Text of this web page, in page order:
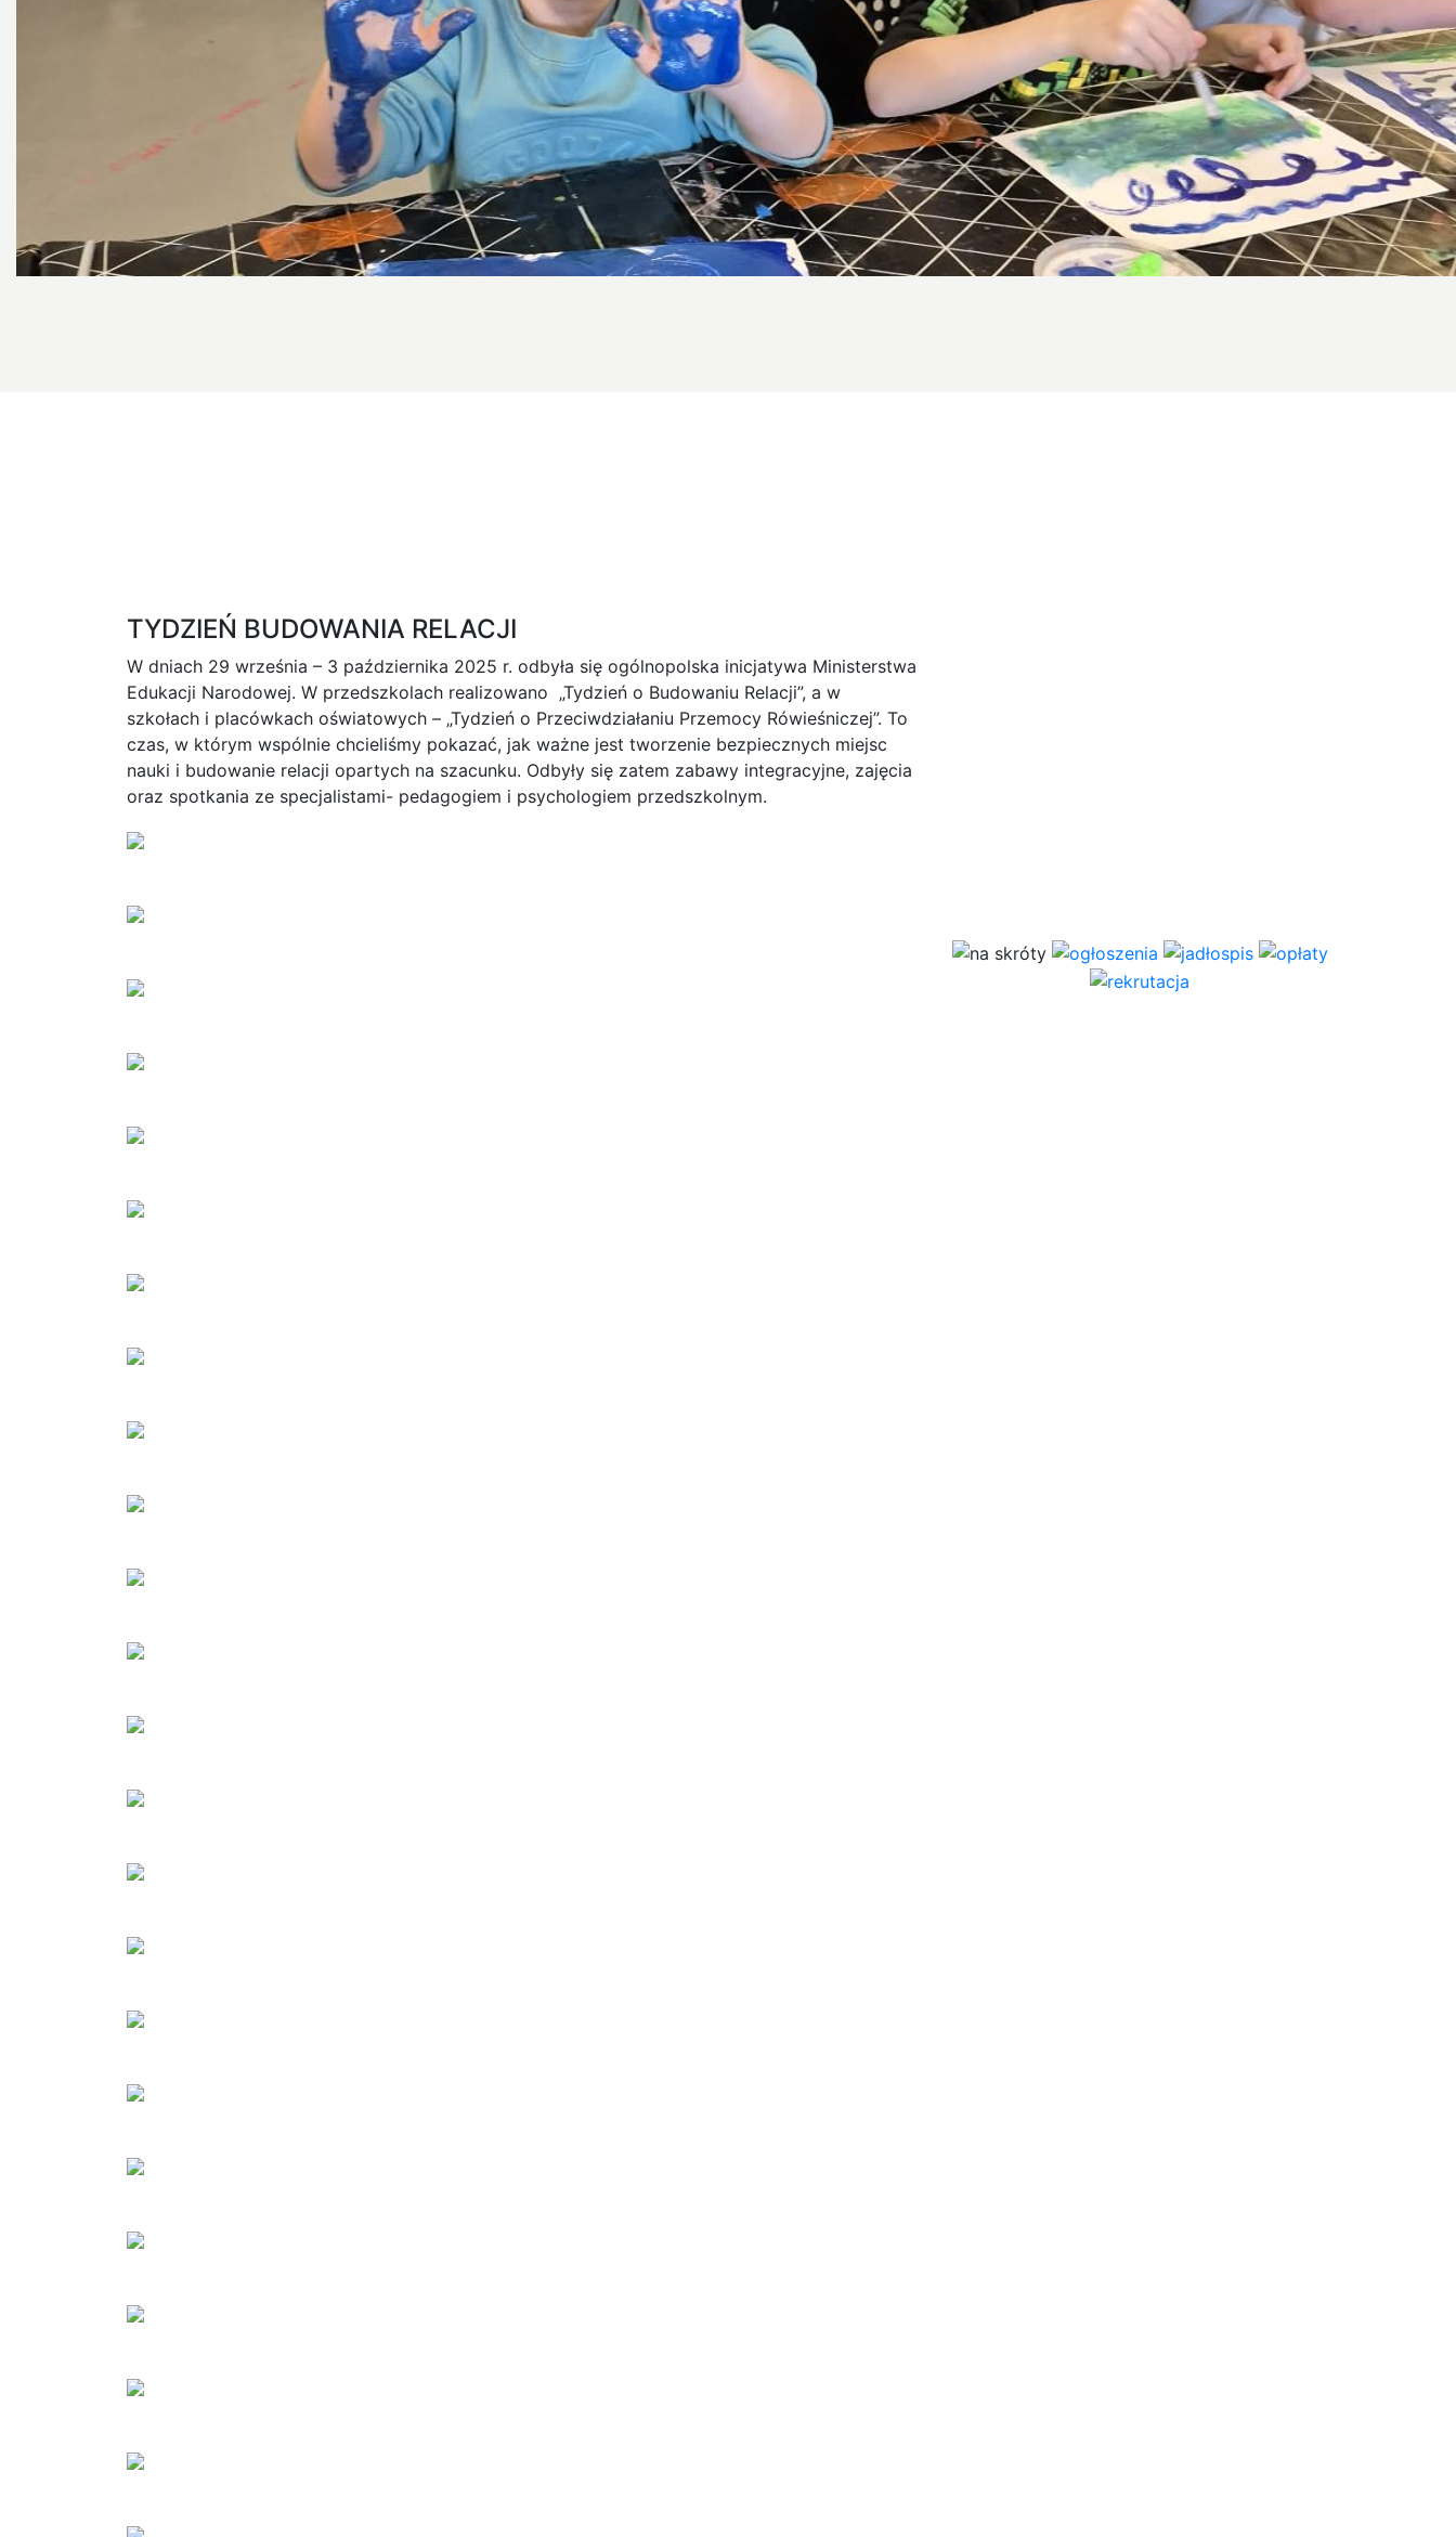
TYDZIEŃ BUDOWANIA RELACJI
W dniach 29 września – 3 października 2025 r. odbyła się ogólnopolska inicjatywa Ministerstwa
Edukacji Narodowej. W przedszkolach realizowano „Tydzień o Budowaniu Relacji”, a w
szkołach i placówkach oświatowych – „Tydzień o Przeciwdziałaniu Przemocy Rówieśniczej”. To
czas, w którym wspólnie chcieliśmy pokazać, jak ważne jest tworzenie bezpiecznych miejsc
nauki i budowanie relacji opartych na szacunku. Odbyły się zatem zabawy integracyjne, zajęcia
oraz spotkania ze specjalistami- pedagogiem i psychologiem przedszkolnym.